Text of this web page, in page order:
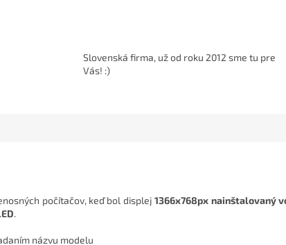
Slovenská firma, už od roku 2012 sme tu pre
Vás! :)
počítačov, keď bol displej1366x768px nainštalovaný
.
názvu modelu